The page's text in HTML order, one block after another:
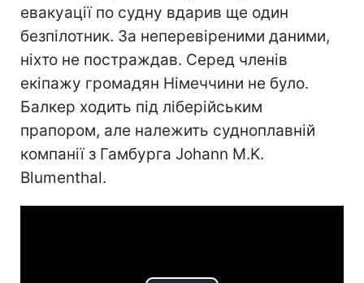
евакуації по судну вдарив ще один
безпілотник. За неперевіреними даними,
ніхто не постраждав. Серед членів
екіпажу громадян Німеччини не було.
Балкер ходить під ліберійським
прапором, але належить судноплавній
компанії з Гамбурга Johann M.K.
Blumenthal.